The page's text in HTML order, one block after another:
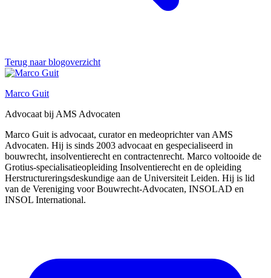
Terug naar blogoverzicht
Marco Guit
Advocaat bij AMS Advocaten
Marco Guit is advocaat, curator en medeoprichter van AMS
Advocaten. Hij is sinds 2003 advocaat en gespecialiseerd in
bouwrecht, insolventierecht en contractenrecht. Marco voltooide de
Grotius-specialisatieopleiding Insolventierecht en de opleiding
Herstructureringsdeskundige aan de Universiteit Leiden. Hij is lid
van de Vereniging voor Bouwrecht-Advocaten, INSOLAD en
INSOL International.